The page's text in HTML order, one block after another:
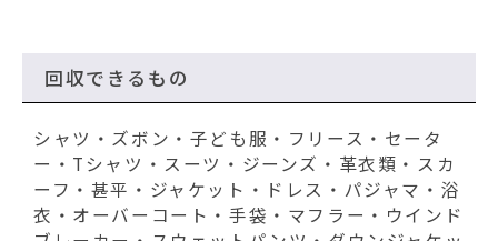
回収できるもの
シャツ・ズボン・子ども服・フリース・セータ
ー・Tシャツ・スーツ・ジーンズ・革衣類・スカ
ーフ・甚平・ジャケット・ドレス・パジャマ・浴
衣・オーバーコート・手袋・マフラー・ウインド